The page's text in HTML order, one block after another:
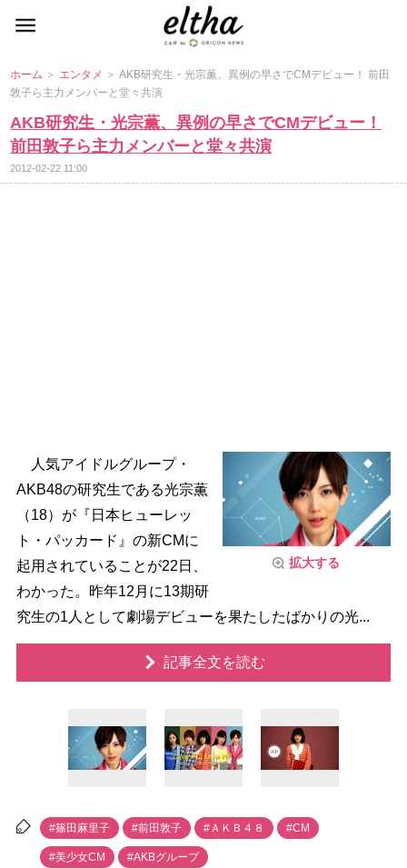
ホーム ＞ エンタメ ＞ AKB研究生・光宗薫、異例の早さでCMデビュー！ 前田
敦子ら主力メンバーと堂々共演
AKB研究生・光宗薫、異例の早さでCMデビュー！
前田敦子ら主力メンバーと堂々共演
2012-02-22 11:00
拡大する
人気アイドルグループ・
AKB48の研究生である光宗薫
（18）が『日本ヒューレッ
ト・パッカード』の新CMに
起用されていることが22日、
わかった。昨年12月に13期研
究生の1人として劇場デビューを果たしたばかりの光...
記事全文を読む
#篠田麻里子 #前田敦子 #ＡＫＢ４８ #CM
#美少女CM #AKBグループ